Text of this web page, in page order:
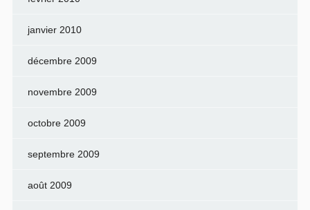
janvier 2010
décembre 2009
novembre 2009
octobre 2009
septembre 2009
août 2009